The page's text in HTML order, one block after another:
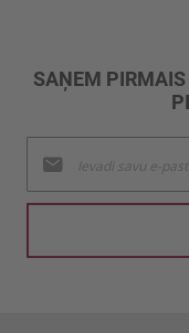
SAŅEM
jaunumu
saņemšanai: